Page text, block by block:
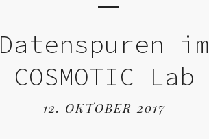
Datenspuren im
COSMOTIC Lab
12. OKTOBER 2017